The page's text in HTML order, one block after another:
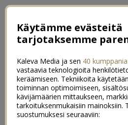
←Aprillipäivän ulkoilut ja
Askel kohti oman
Käytämme evästeitä
tarjotaksemme
Kaleva Media ja sen 40 kumppania
vastaavia teknologioita
keräämiseen. Tekniikoita
toiminnan optimoimiseen,
kävijämäärien mittaukseen,
tarkoituksenmukaisiin mainoksiin.
suostumuksesi seuraaviin: